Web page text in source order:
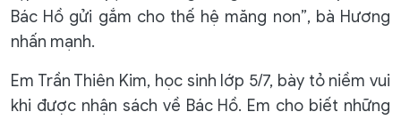
Bác Hồ gửi gắm cho thế hệ măng non”, bà Hương
nhấn mạnh.
Em Trần Thiên Kim, học sinh lớp 5/7, bày tỏ niềm vui
khi được nhận sách về Bác Hồ. Em cho biết những